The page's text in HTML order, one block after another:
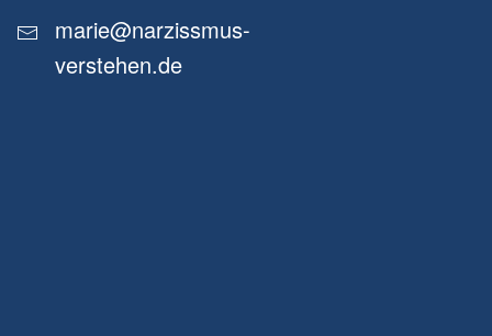
marie@narzissmus-
verstehen.de